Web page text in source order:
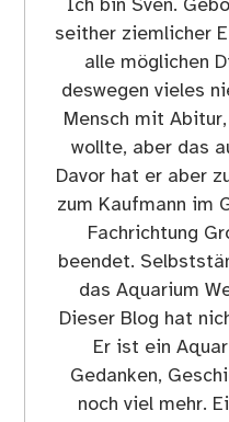
Ich bin Sven.
seither ziemlicher
alle möglichen
deswegen vieles
Mensch mit
wollte, aber das
Davor hat er aber
zum Kaufmann im
Fachrichtung
beendet.
das Aquarium
Dieser Blog hat
Er ist ein
Gedanken,
noch viel mehr.